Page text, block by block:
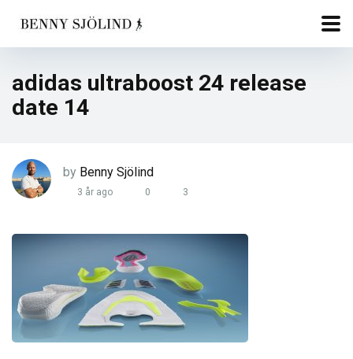
adidas ultraboost 24 release
date 14
by Benny Sjölind
3 år ago 0 3